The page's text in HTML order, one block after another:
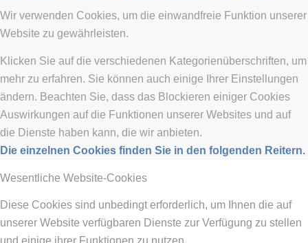
Wir verwenden Cookies, um die einwandfreie Funktion unserer
Website zu gewährleisten.
Klicken Sie auf die verschiedenen Kategorienüberschriften, um
mehr zu erfahren. Sie können auch einige Ihrer Einstellungen
ändern. Beachten Sie, dass das Blockieren einiger Cookies
Auswirkungen auf die Funktionen unserer Websites und auf
die Dienste haben kann, die wir anbieten.
Die einzelnen Cookies finden Sie in den folgenden Reitern.
Wesentliche Website-Cookies
Diese Cookies sind unbedingt erforderlich, um Ihnen die auf
unserer Website verfügbaren Dienste zur Verfügung zu stellen